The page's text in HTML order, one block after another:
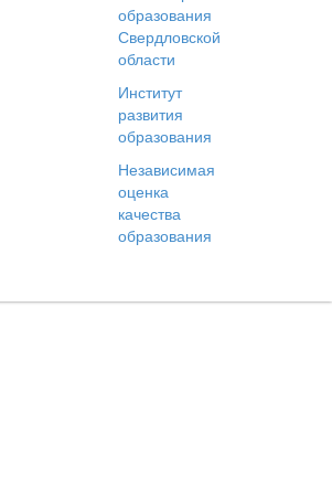
образования
Свердловской
области
Институт
развития
образования
Независимая
оценка
качества
образования